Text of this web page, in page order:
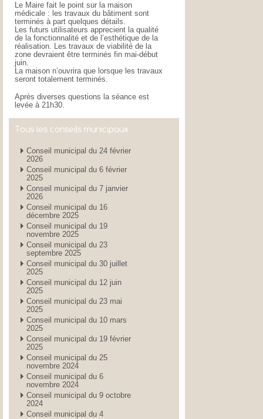
Le Maire fait le point sur la maison
médicale : les travaux du bâtiment sont
terminés à part quelques détails.
Les futurs utilisateurs apprecient la qualité
de la fonctionnalité et de l’esthétique de la
réalisation. Les travaux de viabilité de la
zone devraient être terminés fin mai-début
juin.
La maison n’ouvrira que lorsque les travaux
seront totalement terminés.
Après diverses questions la séance est
levée à 21h30.
Tous les conseils municipaux
Conseil municipal du 24 février
2026
Conseil municipal du 6 février
2025
Conseil municipal du 7 janvier
2026
Conseil municipal du 16
décembre 2025
Conseil municipal du 19
novembre 2025
Conseil municipal du 23
septembre 2025
Conseil municipal du 30 juillet
2025
Conseil municipal du 12 juin
2025
Conseil municipal du 23 mai
2025
Conseil municipal du 10 mars
2025
Conseil municipal du 19 février
2025
Conseil municipal du 25
novembre 2024
Conseil municipal du 6
novembre 2024
Conseil municipal du 9 octobre
2024
Conseil municipal du 4